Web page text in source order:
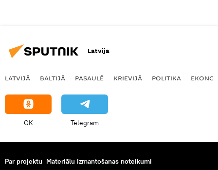
Latvija
LATVIJĀ BALTIJĀ PASAULĒ KRIEVIJĀ POLITIKA
OK Telegram
Par projektu Materiālu izmantošanas noteikumi